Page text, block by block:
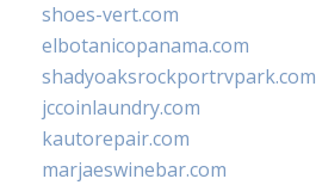
shoes-vert.com
elbotanicopanama.com
shadyoaksrockportrvpark.com
jccoinlaundry.com
kautorepair.com
marjaeswinebar.com